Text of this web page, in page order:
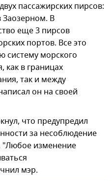
пассажирских пирсов:
Заозерном. В
еще 3 пирсов
портов. Все это
систему морского
как в границах
так и между
он на своей
что предупредил
за несоблюдение
"Любое изменение
мэр.